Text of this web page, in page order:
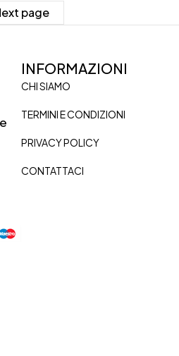
page
INFORMAZIONI
CHI SIAMO
TERMINI E CONDIZIONI
PRIVACY POLICY
CONTATTACI